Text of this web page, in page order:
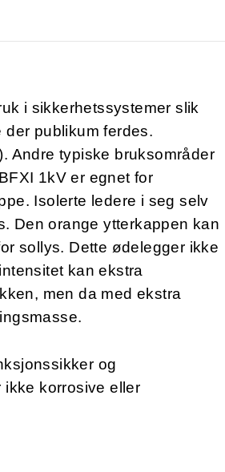
i sikkerhetssystemer slik
publikum ferdes.
Andre typiske bruksområder
1kV er egnet for
Isolerte ledere i seg selv
Den orange ytterkappen kan
sollys. Dette ødelegger ikke
kan ekstra
men da med ekstra
og
ikke korrosive eller